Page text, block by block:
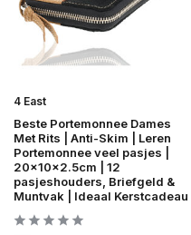
4 East
Beste Portemonnee Dames
Met Rits | Anti-Skim | Leren
Portemonnee veel pasjes |
20x10x2.5cm | 12
pasjeshouders, Briefgeld &
Muntvak | Ideaal Kerstcadeau